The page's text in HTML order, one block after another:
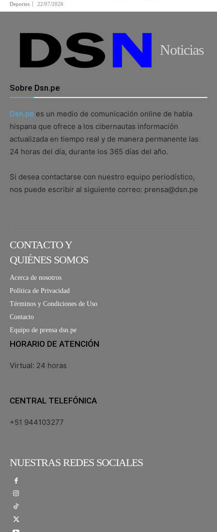
Deportes 22/07/2026
Noticias
Sobre Dsn.pe
Dsn.pe es un medio de comunicación online de habla
hispana que ofrece a los cibernautas información
actualizada en tiempo real y de manera permanente las
24 horas del día, durante los 365 días del año.
Si desea contactarse con nuestro equipo periodístico,
nos puede escribir al siguiente correo: prensa@dsn.pe
CONTACTO Y
QUIÉNES SOMOS
Acerca de nosotros
Política de Privacidad
Términos y Condiciones de Uso
Contacto
Equipo de prensa dsn.pe
HORARIO DE ATENCIÓN
Virtual: 24 horas
CENTRAL TELEFÓNICA
+51 944103277
NUESTRAS REDES SOCIALES